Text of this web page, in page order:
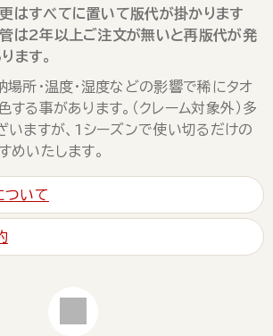
はすべてに置いて版代が掛かります
は2年以上ご注文が無いと再版代が発
ます。
所・温度・湿度などの影響で稀にタオ
る事があります。（クレーム対象外）多
いますが、1シーズンで使い切るだけの
めいたします。
ついて